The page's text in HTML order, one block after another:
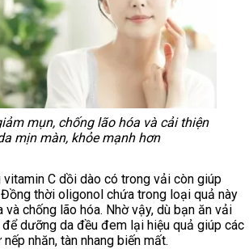
mụn, chống lão hóa và cải thiện
mịn màn, khỏe mạnh hơn
vitamin C dồi dào có trong vải còn giúp
thời oligonol chứa trong loại quả này
và chống lão hóa. Nhờ vậy, dù bạn ăn vải
dưỡng da đều đem lại hiệu quả giúp các
nhăn, tàn nhang biến mất.